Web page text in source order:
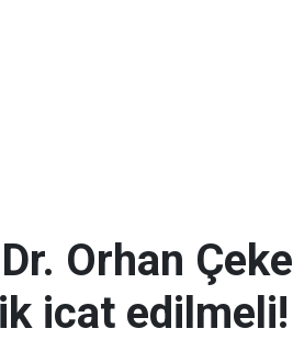
Orhan
icat edilmeli!